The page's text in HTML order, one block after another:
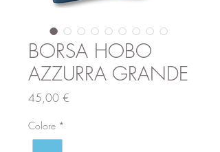
BORSA HOBO
AZZURRA GRANDE
45,00 €
Colore *